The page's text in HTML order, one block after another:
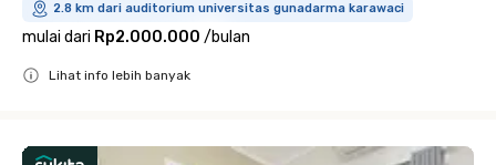
2.8 km dari auditorium universitas gunadarma karawaci
mulai dari Rp2.000.000 /bulan
Lihat info lebih banyak